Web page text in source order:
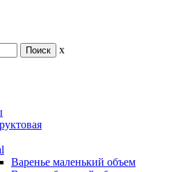
x
Варенье маленький объем